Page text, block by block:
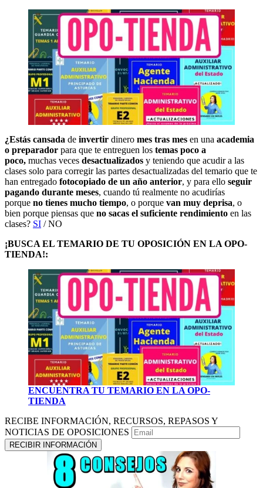
¿Estás cansada de invertir dinero mes tras mes en una academia
o preparador para que te entreguen los temas poco a
poco, muchas veces desactualizados y teniendo que acudir a las
clases solo para corregir las partes desactualizadas del temario que te
han entregado fotocopiado de un año anterior, y para ello seguir
pagando durante meses, cuando tú realmente no acudirías
porque no tienes mucho tiempo, o porque van muy deprisa, o
bien porque piensas que no sacas el suficiente rendimiento en las
clases? SI / NO
¡BUSCA EL TEMARIO DE TU OPOSICIÓN EN LA OPO-
TIENDA!:
ENCUENTRA TU TEMARIO EN LA OPO-
TIENDA
RECIBE INFORMACIÓN, RECURSOS, REPASOS Y
NOTICIAS DE OPOSICIONES